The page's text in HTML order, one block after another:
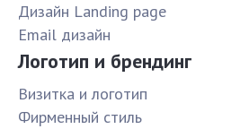
Дизайн Landing page
Email дизайн
Логотип и брендинг
Визитка и логотип
Фирменный стиль